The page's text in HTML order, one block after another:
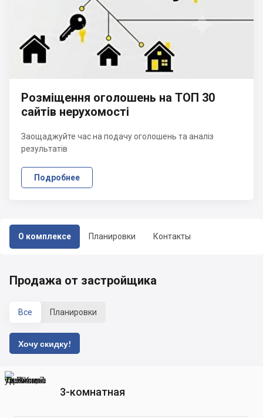
О комплексе Планировки Контакты
Розміщення оголошень на ТОП 30
сайтів нерухомості
Заощаджуйте час на подачу оголошень та аналіз
результатів
Подробнее
Продажа от застройщика
Все Планировки
Хочу скидку!
3-комнатная